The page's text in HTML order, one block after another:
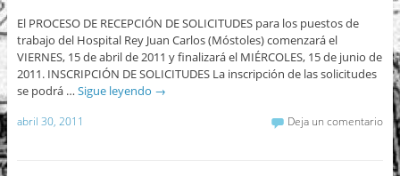
El PROCESO DE RECEPCIÓN DE SOLICITUDES para los puestos de
trabajo del Hospital Rey Juan Carlos (Móstoles) comenzará el
VIERNES, 15 de abril de 2011 y finalizará el MIÉRCOLES, 15 de junio de
2011. INSCRIPCIÓN DE SOLICITUDES La inscripción de las solicitudes
se podrá … Sigue leyendo →
abril 30, 2011 Deja un comentario